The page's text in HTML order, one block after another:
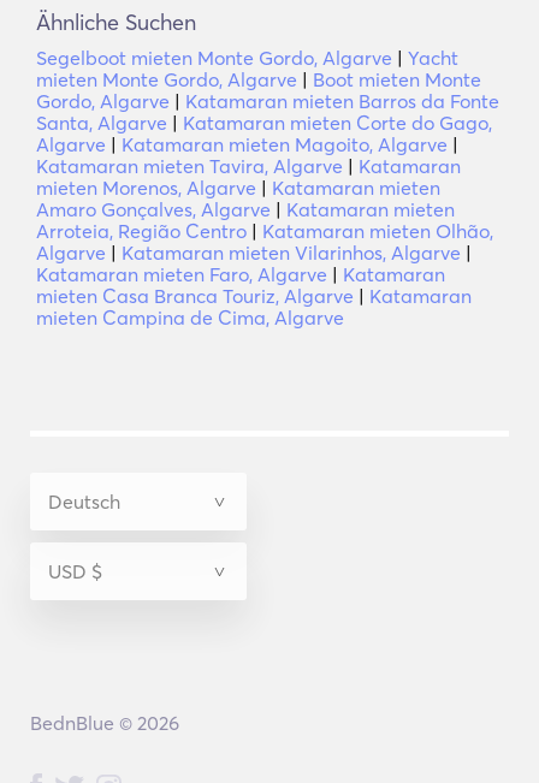
Ähnliche Suchen
Segelboot mieten Monte Gordo, Algarve | Yacht
mieten Monte Gordo, Algarve | Boot mieten Monte
Gordo, Algarve | Katamaran mieten Barros da Fonte
Santa, Algarve | Katamaran mieten Corte do Gago,
Algarve | Katamaran mieten Magoito, Algarve |
Katamaran mieten Tavira, Algarve | Katamaran
mieten Morenos, Algarve | Katamaran mieten
Amaro Gonçalves, Algarve | Katamaran mieten
Arroteia, Região Centro | Katamaran mieten Olhão,
Algarve | Katamaran mieten Vilarinhos, Algarve |
Katamaran mieten Faro, Algarve | Katamaran
mieten Casa Branca Touriz, Algarve | Katamaran
mieten Campina de Cima, Algarve
BednBlue © 2026